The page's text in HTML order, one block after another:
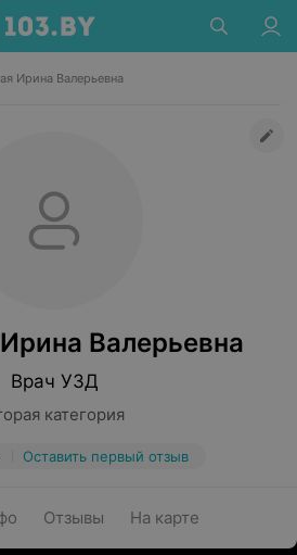
Ирина Валерьевна
Валерьевна
Врач УЗД
категория
Оставить первый отзыв
Отзывы На карте